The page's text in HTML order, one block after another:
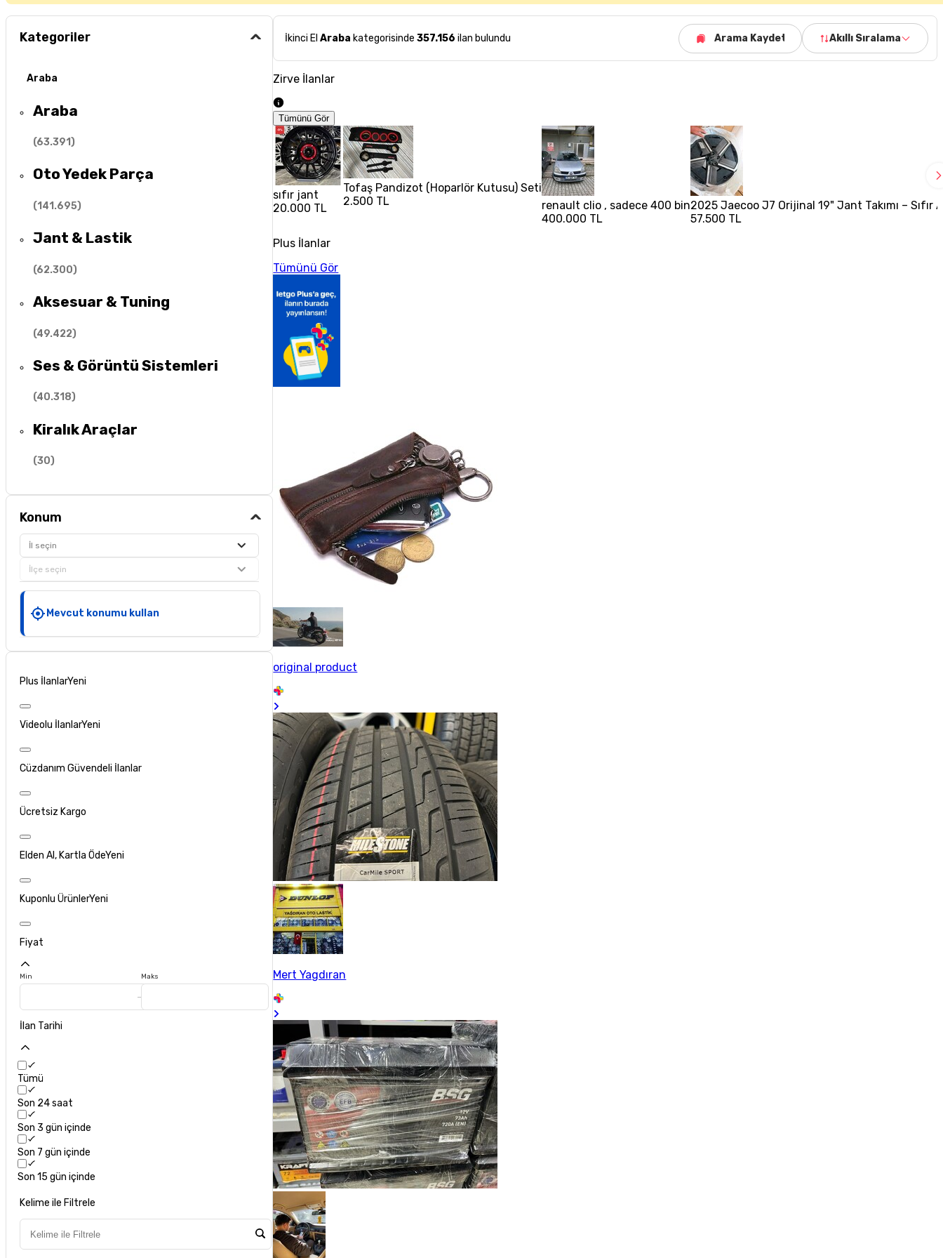
Kategoriler
Araba
Araba
(63.391)
Oto Yedek Parça
(141.695)
Jant & Lastik
(62.300)
Aksesuar & Tuning
(49.422)
Ses & Görüntü Sistemleri
(40.318)
Kiralık Araçlar
(30)
Konum
İl seçin
İlçe seçin
Mevcut konumu kullan
Plus İlanlarYeni
Videolu İlanlarYeni
Cüzdanım Güvendeli İlanlar
Ücretsiz Kargo
Elden Al, Kartla ÖdeYeni
Kuponlu ÜrünlerYeni
Fiyat
Min Maks
İlan Tarihi
Tümü
Son 24 saat
Son 3 gün içinde
Son 7 gün içinde
Son 15 gün içinde
Kelime ile Filtrele
İkinci ElAraba kategorisinde 357.156 ilan bulundu Arama Kaydet Akıllı Sıralama
Zirve İlanlar
Tümünü Gör
sıfır jant
20.000 TL
Tofaş Pandizot (Hoparlör Kutusu) Seti
2.500 TL
renault clio , sadece 400 bin
400.000 TL
2025 Jaecoo J7 Orijinal 19" Jant Takımı – Sıfır
57.500 TL
Plus İlanlar
Tümünü Gör
original product
Mert Yagdıran